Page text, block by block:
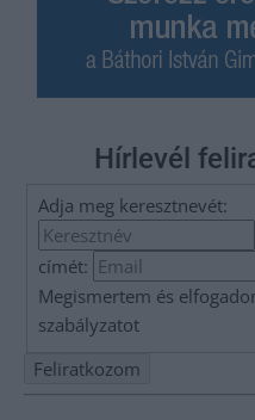
Hírlevél
Adja meg keresztnevét:
címét:
Megismertem és
szabályzatot